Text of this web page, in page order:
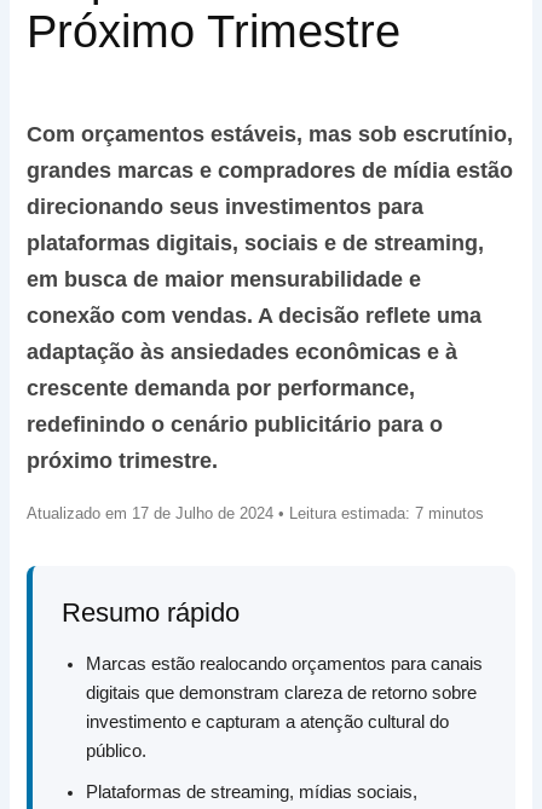
Próximo Trimestre
Com orçamentos estáveis, mas sob escrutínio,
grandes marcas e compradores de mídia estão
direcionando seus investimentos para
plataformas digitais, sociais e de streaming,
em busca de maior mensurabilidade e
conexão com vendas. A decisão reflete uma
adaptação às ansiedades econômicas e à
crescente demanda por performance,
redefinindo o cenário publicitário para o
próximo trimestre.
Atualizado em 17 de Julho de 2024 • Leitura estimada: 7 minutos
Resumo rápido
Marcas estão realocando orçamentos para canais
digitais que demonstram clareza de retorno sobre
investimento e capturam a atenção cultural do
público.
Plataformas de streaming, mídias sociais,